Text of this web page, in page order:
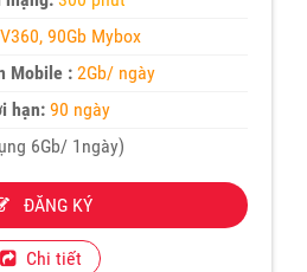
90Gb Mybox
Mobile : 2Gb/ ngày
hạn:90 ngày
6Gb/ 1ngày)
ĐĂNG KÝ
Chi tiết